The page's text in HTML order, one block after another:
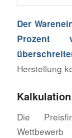
Der
Prozent
Herstellung
Die